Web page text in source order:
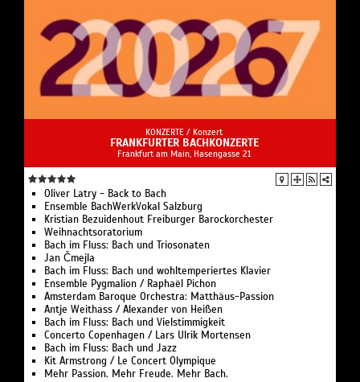
KONZERTE / Konzert
FRANKFURTER BACHKONZERTE
Frankfurt am Main, Hasengasse 21
Oliver Latry - Back to Bach
Ensemble BachWerkVokal Salzburg
Kristian Bezuidenhout Freiburger Barockorchester
Weihnachtsoratorium
Bach im Fluss: Bach und Triosonaten
Jan Čmejla
Bach im Fluss: Bach und wohltemperiertes Klavier
Ensemble Pygmalion / Raphaël Pichon
Amsterdam Baroque Orchestra: Matthäus-Passion
Antje Weithass / Alexander von Heißen
Bach im Fluss: Bach und Vielstimmigkeit
Concerto Copenhagen / Lars Ulrik Mortensen
Bach im Fluss: Bach und Jazz
Kit Armstrong / Le Concert Olympique
Mehr Passion. Mehr Freude. Mehr Bach.